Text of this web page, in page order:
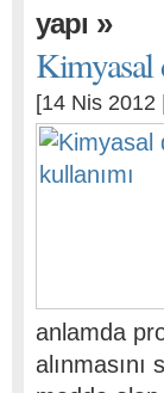
yapı »
Kimyasal
[14 Nis 2012 |
anlamda